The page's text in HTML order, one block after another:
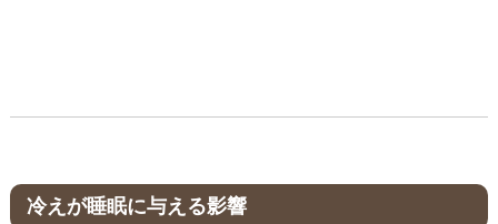
冷えが睡眠に与える影響